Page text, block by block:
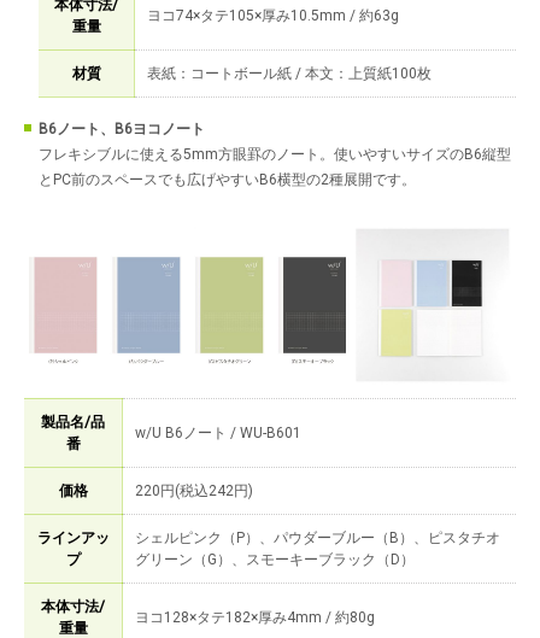
本体寸法/
重量
ヨコ74×タテ105×厚み10.5mm / 約63g
材質 表紙：コートボール紙 / 本文：上質紙100枚
B6ノート、B6ヨコノート
フレキシブルに使える5mm方眼罫のノート。使いやすいサイズのB6縦型
とPC前のスペースでも広げやすいB6横型の2種展開です。
製品名/品
番
w/U B6ノート / WU-B601
価格 220円(税込242円)
ラインアッ
プ
シェルピンク（P）、パウダーブルー（B）、ピスタチオ
グリーン（G）、スモーキーブラック（D）
本体寸法/
重量
ヨコ128×タテ182×厚み4mm / 約80g